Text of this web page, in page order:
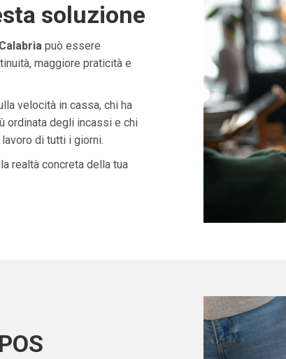
soluzione
può essere
maggiore praticità e
velocità in cassa, chi ha
ordinata degli incassi e chi
di tutti i giorni.
realtà concreta della tua